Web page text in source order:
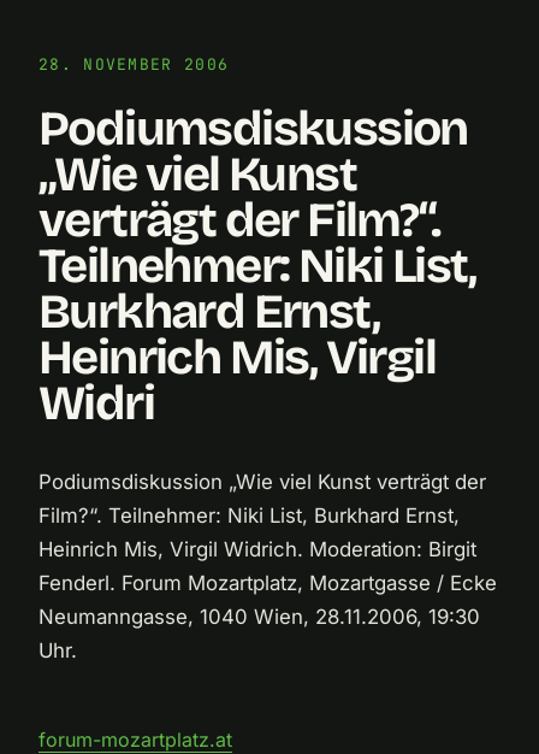
28. NOVEMBER 2006
Podiumsdiskussion
„Wie viel Kunst
verträgt der Film?“.
Teilnehmer: Niki List,
Burkhard Ernst,
Heinrich Mis, Virgil
Widri
Podiumsdiskussion „Wie viel Kunst verträgt der
Film?“. Teilnehmer: Niki List, Burkhard Ernst,
Heinrich Mis, Virgil Widrich. Moderation: Birgit
Fenderl. Forum Mozartplatz, Mozartgasse / Ecke
Neumanngasse, 1040 Wien, 28.11.2006, 19:30
Uhr.
forum-mozartplatz.at